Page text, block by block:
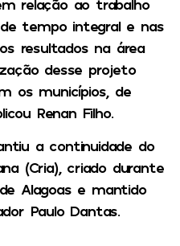
relação ao trabalho
tempo integral e nas
resultados na área
desse projeto
os municípios, de
Renan Filho.
a continuidade do
(Cria), criado durante
Alagoas e mantido
Paulo Dantas.